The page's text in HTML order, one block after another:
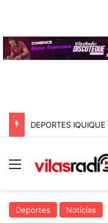
Menú
Deportes Noticias